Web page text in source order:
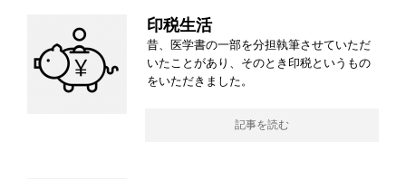
印税生活
昔、医学書の一部を分担執筆させていただ
いたことがあり、そのとき印税というもの
をいただきました。
記事を読む